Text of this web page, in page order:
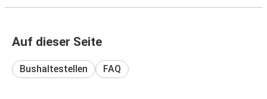
Auf dieser Seite
Bushaltestellen FAQ